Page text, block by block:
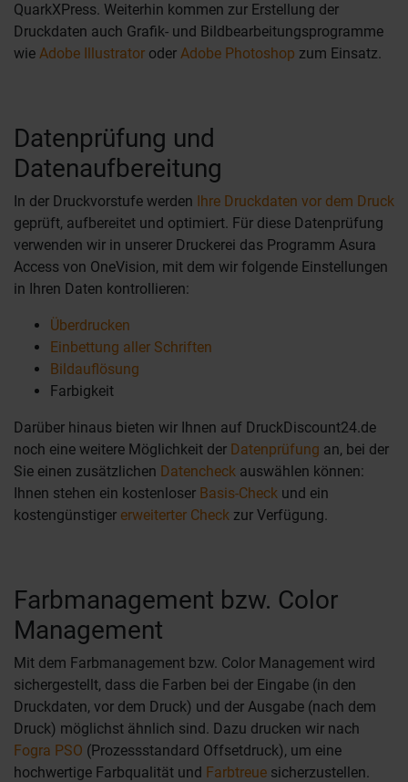
QuarkXPress. Weiterhin kommen zur Erstellung der
Druckdaten auch Grafik- und Bildbearbeitungsprogramme
wie Adobe Illustrator oder Adobe Photoshop zum Einsatz.
Datenprüfung und
Datenaufbereitung
In der Druckvorstufe werden Ihre Druckdaten vor dem Druck
geprüft, aufbereitet und optimiert. Für diese Datenprüfung
verwenden wir in unserer Druckerei das Programm Asura
Access von OneVision, mit dem wir folgende Einstellungen
in Ihren Daten kontrollieren:
Überdrucken
Einbettung aller Schriften
Bildauflösung
Farbigkeit
Darüber hinaus bieten wir Ihnen auf DruckDiscount24.de
noch eine weitere Möglichkeit der Datenprüfung an, bei der
Sie einen zusätzlichen Datencheck auswählen können:
Ihnen stehen ein kostenloser Basis-Check und ein
kostengünstiger erweiterter Check zur Verfügung.
Farbmanagement bzw. Color
Management
Mit dem Farbmanagement bzw. Color Management wird
sichergestellt, dass die Farben bei der Eingabe (in den
Druckdaten, vor dem Druck) und der Ausgabe (nach dem
Druck) möglichst ähnlich sind. Dazu drucken wir nach
Fogra PSO (Prozessstandard Offsetdruck), um eine
hochwertige Farbqualität und Farbtreue sicherzustellen.